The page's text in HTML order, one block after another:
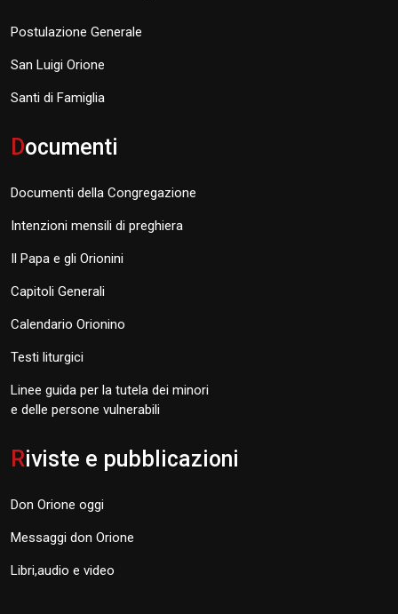
Postulazione Generale
San Luigi Orione
Santi di Famiglia
Documenti
Documenti della Congregazione
Intenzioni mensili di preghiera
Il Papa e gli Orionini
Capitoli Generali
Calendario Orionino
Testi liturgici
Linee guida per la tutela dei minori
e delle persone vulnerabili
Riviste e pubblicazioni
Don Orione oggi
Messaggi don Orione
Libri,audio e video